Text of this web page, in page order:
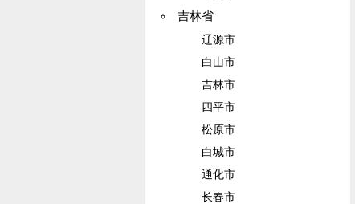
吉林省
辽源市
白山市
吉林市
四平市
松原市
白城市
通化市
长春市